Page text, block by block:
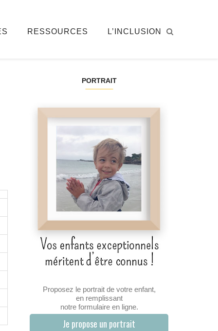
RESSOURCES L’INCLUSION
PORTRAIT
Proposez le portrait de votre enfant,
en remplissant
notre formulaire en ligne.
Je propose un portrait